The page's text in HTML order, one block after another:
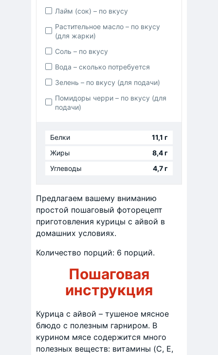
Лайм (сок) – по вкусу
Растительное масло – по вкусу
(для жарки)
Соль – по вкусу
Вода – сколько потребуется
Зелень – по вкусу (для подачи)
Помидоры черри – по вкусу (для
подачи)
Белки
11,1 г
Жиры
8,4 г
Углеводы
4,7 г
Предлагаем вашему вниманию
простой пошаговый фоторецепт
приготовления курицы с айвой в
домашних условиях.
Количество порций: 6 порций.
Пошаговая
инструкция
Курица с айвой – тушеное мясное
блюдо с полезным гарниром. В
курином мясе содержится много
полезных веществ: витамины (C, E,